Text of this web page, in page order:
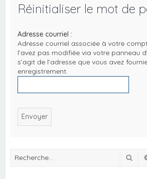
Réinitialiser le mot de
Adresse courriel :
Adresse courriel associée à votre
l’avez pas modifiée via votre panneau
s’agit de l’adresse que vous avez
enregistrement.